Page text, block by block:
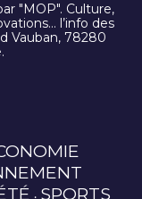
"MOP". Culture,
l’info des
Vauban, 78280
SPORTS